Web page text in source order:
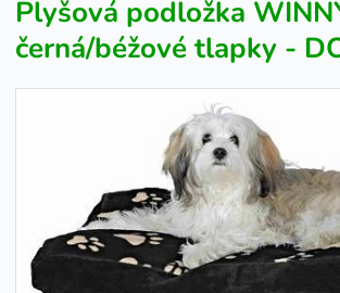
Plyšová podložka
černá/béžové tlapky -